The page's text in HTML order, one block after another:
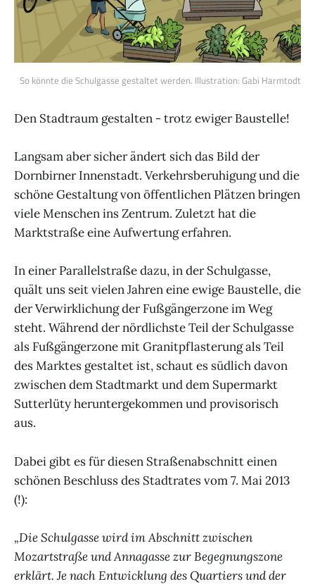
So könnte die Schulgasse gestaltet werden. Illustration: Gabi Harmtodt
Den Stadtraum gestalten - trotz ewiger Baustelle!
Langsam aber sicher ändert sich das Bild der
Dornbirner Innenstadt. Verkehrsberuhigung und die
schöne Gestaltung von öffentlichen Plätzen bringen
viele Menschen ins Zentrum. Zuletzt hat die
Marktstraße eine Aufwertung erfahren.
In einer Parallelstraße dazu, in der Schulgasse,
quält uns seit vielen Jahren eine ewige Baustelle, die
der Verwirklichung der Fußgängerzone im Weg
steht. Während der nördlichste Teil der Schulgasse
als Fußgängerzone mit Granitpflasterung als Teil
des Marktes gestaltet ist, schaut es südlich davon
zwischen dem Stadtmarkt und dem Supermarkt
Sutterlüty heruntergekommen und provisorisch
aus.
Dabei gibt es für diesen Straßenabschnitt einen
schönen Beschluss des Stadtrates vom 7. Mai 2013
(!):
„Die Schulgasse wird im Abschnitt zwischen
Mozartstraße und Annagasse zur Begegnungszone
erklärt. Je nach Entwicklung des Quartiers und der